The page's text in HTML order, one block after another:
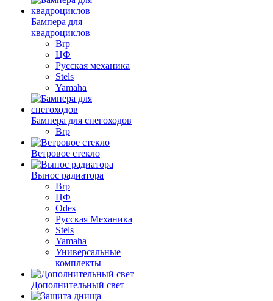
Бампера для
квадроциклов
Brp
ЦФ
Русская механика
Stels
Yamaha
Бампера для снегоходов
Brp
Ветровое стекло
Вынос радиатора
Brp
ЦФ
Odes
Русская Механика
Stels
Yamaha
Универсальные
комплекты
Дополнительный свет